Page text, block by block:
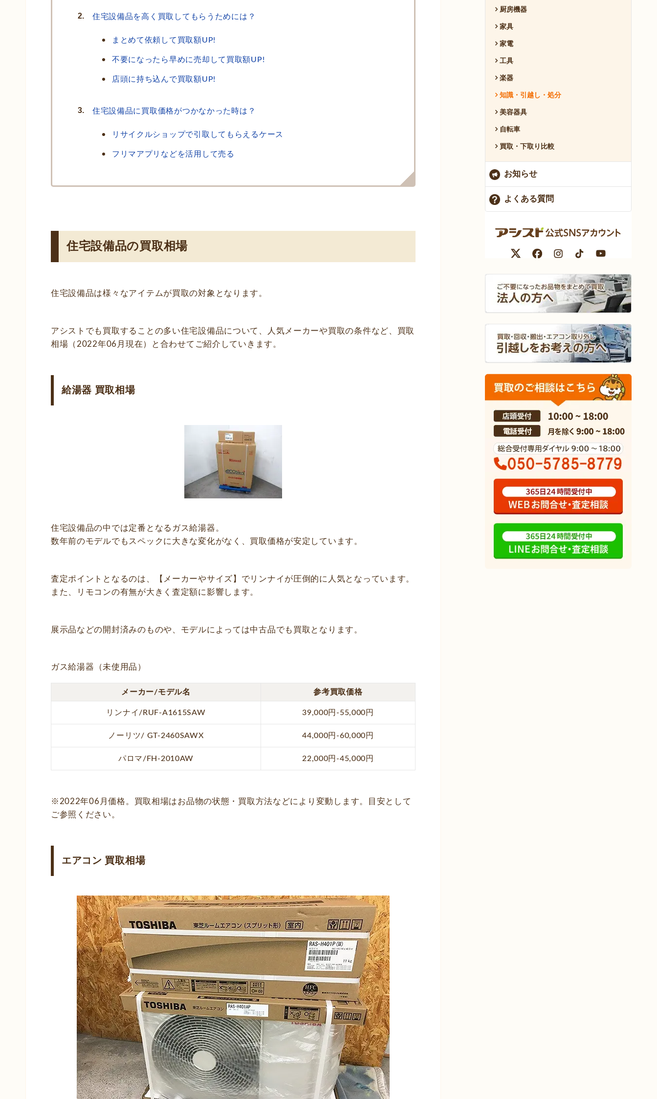
住宅設備品を高く買取してもらうためには？
まとめて依頼して買取額UP!
不要になったら早めに売却して買取額UP!
店頭に持ち込んで買取額UP!
住宅設備品に買取価格がつかなかった時は？
リサイクルショップで引取してもらえるケース
フリマアプリなどを活用して売る
住宅設備品の買取相場
住宅設備品は様々なアイテムが買取の対象となります。
アシストでも買取することの多い住宅設備品について、人気メーカーや買取の条件など、買取
相場（2022年06月現在）と合わせてご紹介していきます。
給湯器 買取相場
住宅設備品の中では定番となるガス給湯器。
数年前のモデルでもスペックに大きな変化がなく、買取価格が安定しています。
査定ポイントとなるのは、【メーカーやサイズ】でリンナイが圧倒的に人気となっています。
また、リモコンの有無が大きく査定額に影響します。
展示品などの開封済みのものや、モデルによっては中古品でも買取となります。
ガス給湯器（未使用品）
メーカー/モデル名 参考買取価格
リンナイ/RUF-A1615SAW 39,000円-55,000円
ノーリツ/ GT-2460SAWX 44,000円-60,000円
パロマ/FH-2010AW 22,000円-45,000円
※2022年06月価格。買取相場はお品物の状態・買取方法などにより変動します。目安として
ご参照ください。
エアコン 買取相場
厨房機器
家具
家電
工具
楽器
知識・引越し・処分
美容器具
自転車
買取・下取り比較
お知らせ
よくある質問